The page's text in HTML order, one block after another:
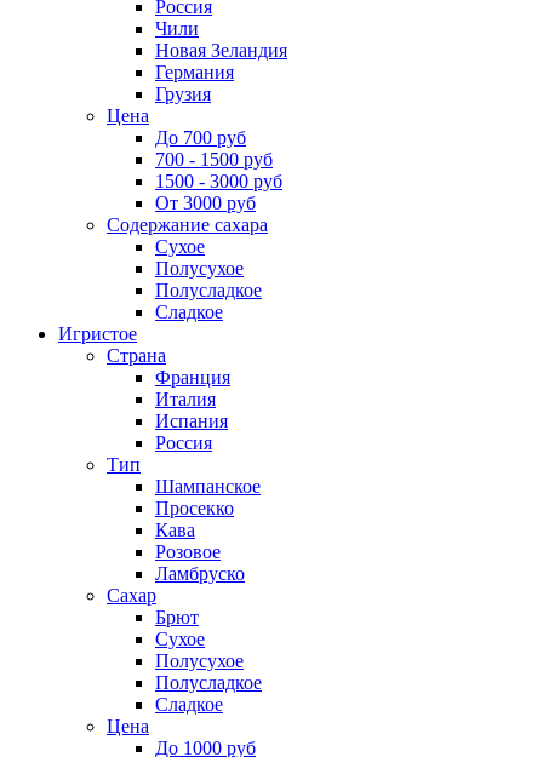
Россия
Чили
Новая Зеландия
Германия
Грузия
Цена
До 700 руб
700 - 1500 руб
1500 - 3000 руб
От 3000 руб
Содержание сахара
Сухое
Полусухое
Полусладкое
Сладкое
Игристое
Страна
Франция
Италия
Испания
Россия
Тип
Шампанское
Просекко
Кава
Розовое
Ламбруско
Сахар
Брют
Сухое
Полусухое
Полусладкое
Сладкое
Цена
До 1000 руб